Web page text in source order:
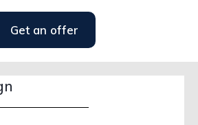
Get an offer